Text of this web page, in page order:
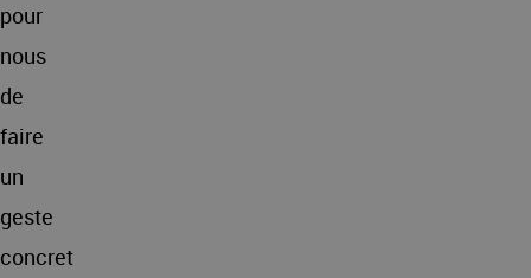
pour
nous
de
faire
un
geste
concret